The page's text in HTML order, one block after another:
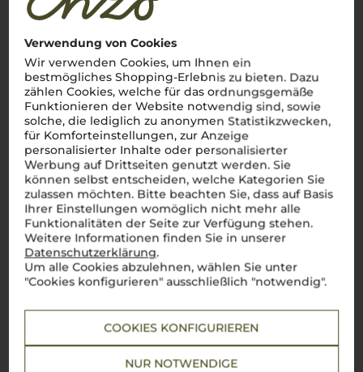
Verwendung von Cookies
Wir verwenden Cookies, um Ihnen ein
bestmögliches Shopping-Erlebnis zu bieten. Dazu
zählen Cookies, welche für das ordnungsgemäße
Funktionieren der Website notwendig sind, sowie
solche, die lediglich zu anonymen Statistikzwecken,
für Komforteinstellungen, zur Anzeige
personalisierter Inhalte oder personalisierter
Werbung auf Drittseiten genutzt werden. Sie
können selbst entscheiden, welche Kategorien Sie
zulassen möchten. Bitte beachten Sie, dass auf Basis
Ihrer Einstellungen womöglich nicht mehr alle
Funktionalitäten der Seite zur Verfügung stehen.
Weitere Informationen finden Sie in unserer
Datenschutzerklärung.
Um alle Cookies abzulehnen, wählen Sie unter
"Cookies konfigurieren" ausschließlich "notwendig".
COOKIES KONFIGURIEREN
NUR NOTWENDIGE
Pinot Bianco